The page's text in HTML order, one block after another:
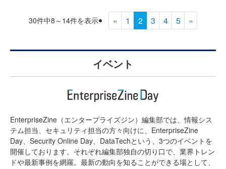
30件中8～14件を表示 « 1 2 3 4 5 »
イベント
EnterpriseZine（エンタープライズジン）編集部では、情報シス
テム担当、セキュリティ担当の方々向けに、EnterpriseZine
Day、Security Online Day、DataTechという、3つのイベントを
開催しております。それぞれ編集部独自の切り口で、業界トレン
ドや最新事例を網羅。最新の動向を知ることができる場として、